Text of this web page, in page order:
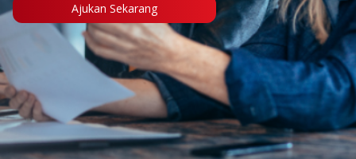
Ajukan Sekarang